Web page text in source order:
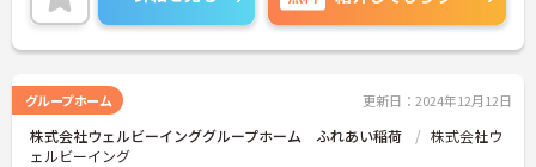
す。
また、休暇制度が充実しており、産休・育休なども
あるので、小さなお子様がいらっしゃる方も安心し
ご興味をお持ちの方には、詳細の情報や面接のポイ
ントをお伝えしますのでお気軽にお問い合わせくだ
さい。
グループホーム 更新日：2024年12月12日
株式会社ウェルビーインググループホーム ふれあい稲荷
株式会社ウ
ェルビーイング